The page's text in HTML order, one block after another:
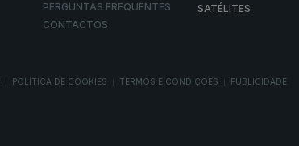
PERGUNTAS FREQUENTES
CONTACTOS
SATÉLITES
POLÍTICA DE COOKIES TERMOS E CONDIÇÕES PUBLICIDADE